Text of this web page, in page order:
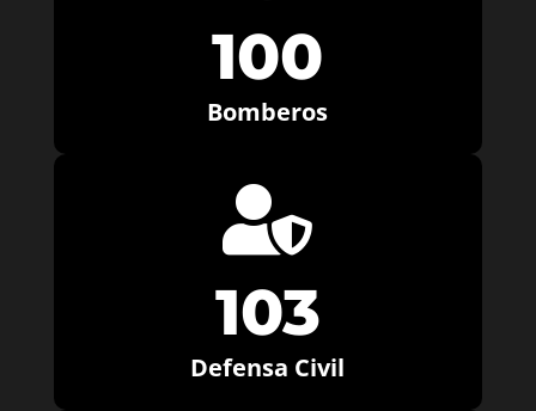
100
Bomberos

103
Defensa Civil